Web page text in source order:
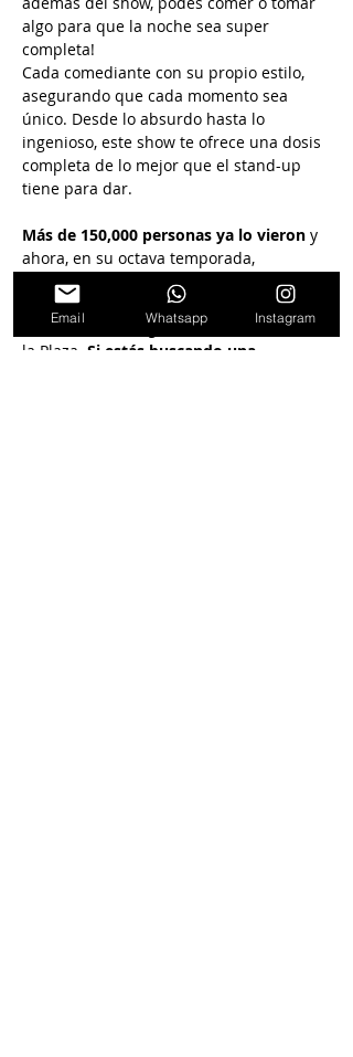
algo para que la noche sea super
completa!
Cada comediante con su propio estilo,
asegurando que cada momento sea
único. Desde lo absurdo hasta lo
ingenioso, este show te ofrece una dosis
completa de lo mejor que el stand-up
tiene para dar.
Más de 150,000 personas ya lo vieron y
ahora, en su octava temporada,
"Mirá quién habla" se ha consolidado
como uno de los grandes éxitos de Paseo
la Plaza. Si estás buscando una
Email Whatsapp Instagram